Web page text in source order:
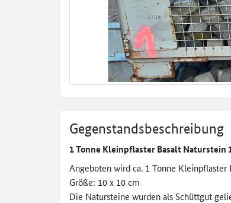
Gegenstandsbeschreibung
1 Tonne Kleinpflaster Basalt Naturstein
Angeboten wird ca. 1 Tonne Kleinpflaster
Größe: 10 x 10 cm
Die Natursteine wurden als Schüttgut